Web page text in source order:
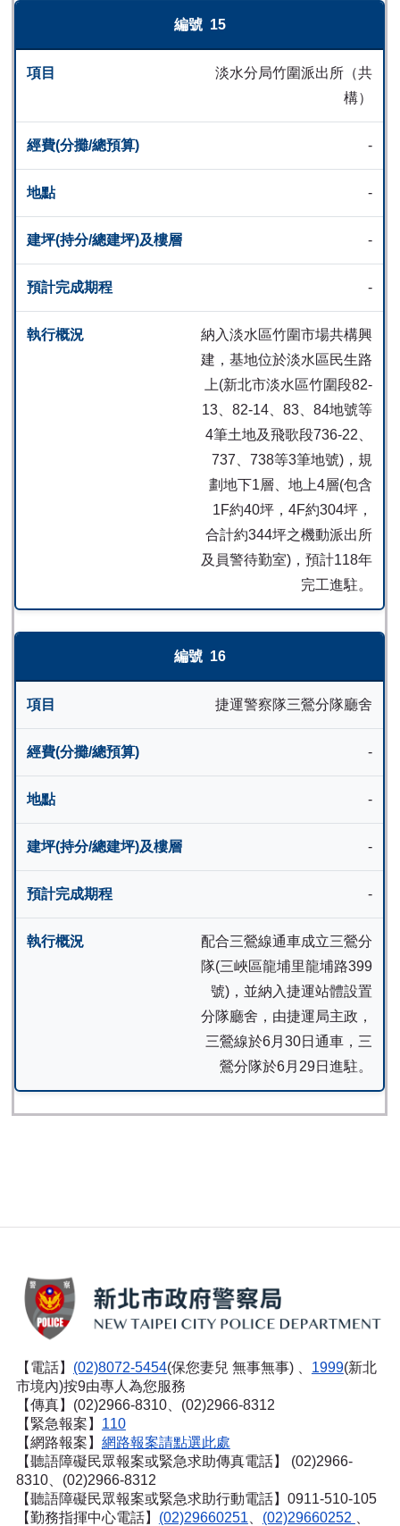
15
淡水分局竹圍派出所（共
構）
-
-
-
-
納入淡水區竹圍市場共構興
建，基地位於淡水區民生路
上(新北市淡水區竹圍段82-
13、82-14、83、84地號等
4筆土地及飛歌段736-22、
737、738等3筆地號)，規
劃地下1層、地上4層(包含
1F約40坪，4F約304坪，
合計約344坪之機動派出所
及員警待勤室)，預計118年
完工進駐。
16
捷運警察隊三鶯分隊廳舍
-
-
-
-
配合三鶯線通車成立三鶯分
隊(三峽區龍埔里龍埔路399
號)，並納入捷運站體設置
分隊廳舍，由捷運局主政，
三鶯線於6月30日通車，三
鶯分隊於6月29日進駐。
【電話】 (02)8072-5454(保您妻兒 無事無事) 、 1999(新北
市境內)按9由專人為您服務
【傳真】(02)2966-8310、(02)2966-8312
【緊急報案】 110
【網路報案】 網路報案請點選此處
【聽語障礙民眾報案或緊急求助傳真電話】
(02)2966-
8310、(02)2966-8312
【聽語障礙民眾報案或緊急求助行動電話】0911-510-105
【勤務指揮中心電話】 (02)29660251 (02)29660252